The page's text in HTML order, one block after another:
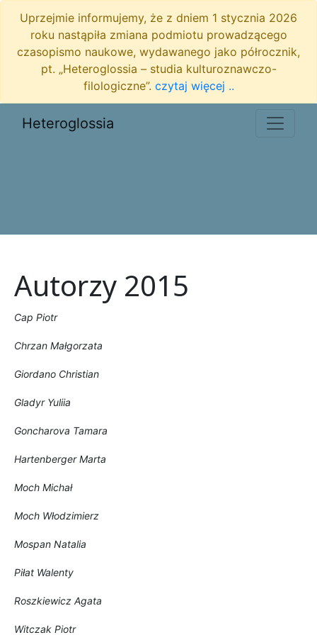
Uprzejmie informujemy, że z dniem 1 stycznia 2026
roku nastąpiła zmiana podmiotu prowadzącego
czasopismo naukowe, wydawanego jako półrocznik,
pt. „Heteroglossia – studia kulturoznawczo-
filologiczne”. czytaj więcej ..
Heteroglossia
Autorzy 2015
Cap Piotr
Chrzan Małgorzata
Giordano Christian
Gladyr Yuliia
Goncharova Tamara
Hartenberger Marta
Moch Michał
Moch Włodzimierz
Mospan Natalia
Piłat Walenty
Roszkiewicz Agata
Witczak Piotr